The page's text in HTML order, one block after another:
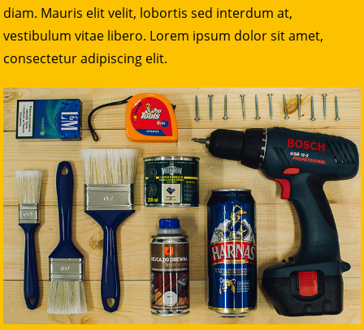
diam. Mauris elit velit, lobortis sed interdum at,
vestibulum vitae libero. Lorem ipsum dolor sit amet,
consectetur adipiscing elit.